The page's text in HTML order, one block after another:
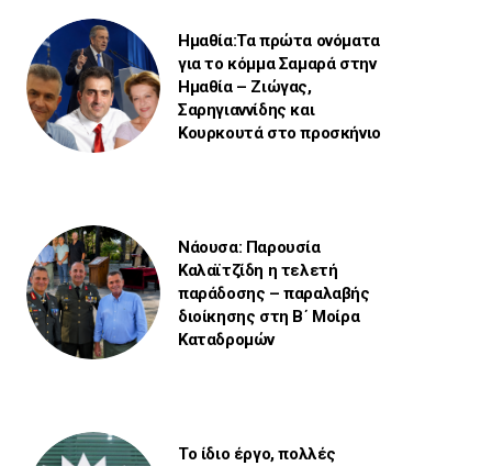
Ημαθία:Τα πρώτα ονόματα
για το κόμμα Σαμαρά στην
Ημαθία – Ζιώγας,
Σαρηγιαννίδης και
Κουρκουτά στο προσκήνιο
Νάουσα: Παρουσία
Καλαϊτζίδη η τελετή
παράδοσης – παραλαβής
διοίκησης στη Β΄ Μοίρα
Καταδρομών
Το ίδιο έργο, πολλές